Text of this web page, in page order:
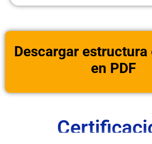
Descargar
en PDF